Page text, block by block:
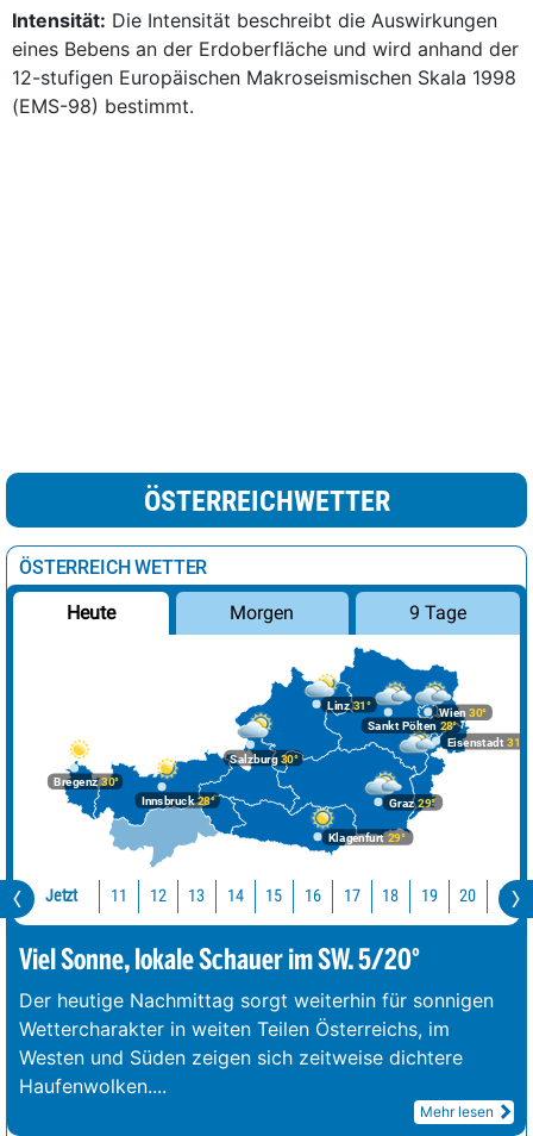
Intensität: Die Intensität beschreibt die Auswirkungen
eines Bebens an der Erdoberfläche und wird anhand der
12-stufigen Europäischen Makroseismischen Skala 1998
(EMS-98) bestimmt.
ÖSTERREICHWETTER
ÖSTERREICH WETTER
Heute Morgen 9 Tage
Bregenz30°
Graz29°
Innsbruck28°
Klagenfurt 29°
Linz31°
Salzburg30°
Wien 30°
Eisenstadt 31°
Sankt Pölten 28°
Jetzt 11 12 13 14 15 16 17 18 19 20 21
Viel Sonne, lokale Schauer im SW. 5/20°
Der heutige Nachmittag sorgt weiterhin für sonnigen
Wettercharakter in weiten Teilen Österreichs, im
Westen und Süden zeigen sich zeitweise dichtere
Haufenwolken....
Mehr lesen